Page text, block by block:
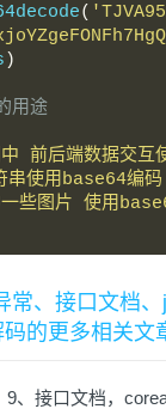
(
)
用途
前后端数据交互
使用base64编码
些图片 使用
、接口文档、
的更多相关文
9、接口文档，